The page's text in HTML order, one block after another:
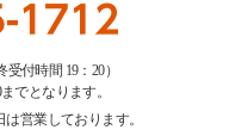
付時間 19：20）
でとなります。
営業しております。